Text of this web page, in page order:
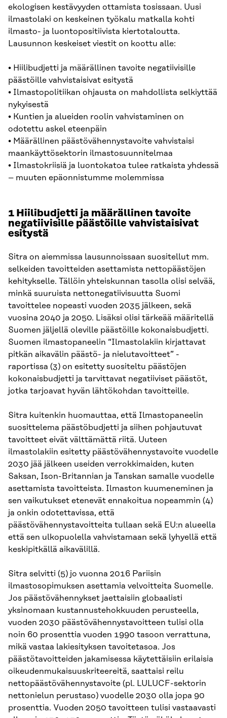
ekologisen kestävyyden ottamista tosissaan. Uusi
ilmastolaki on keskeinen työkalu matkalla kohti
ilmasto- ja luontopositiivista kiertotaloutta.
Lausunnon keskeiset viestit on koottu alle:
• Hiilibudjetti ja määrällinen tavoite negatiivisille
päästöille vahvistaisivat esitystä
• Ilmastopolitiikan ohjausta on mahdollista selkiyttää
nykyisestä
• Kuntien ja alueiden roolin vahvistaminen on
odotettu askel eteenpäin
• Määrällinen päästövähennystavoite vahvistaisi
maankäyttösektorin ilmastosuunnitelmaa
• Ilmastokriisiä ja luontokatoa tulee ratkaista yhdessä
– muuten epäonnistumme molemmissa
1 Hiilibudjetti ja määrällinen tavoite
negatiivisille päästöille vahvistaisivat
esitystä
Sitra on aiemmissa lausunnoissaan suositellut mm.
selkeiden tavoitteiden asettamista nettopäästöjen
kehitykselle. Tällöin yhteiskunnan tasolla olisi selvää,
minkä suuruista nettonegatiivisuutta Suomi
tavoittelee nopeasti vuoden 2035 jälkeen, sekä
vuosina 2040 ja 2050. Lisäksi olisi tärkeää määritellä
Suomen jäljellä oleville päästöille kokonaisbudjetti.
Suomen ilmastopaneelin “Ilmastolakiin kirjattavat
pitkän aikavälin päästö- ja nielutavoitteet” -
raportissa (3) on esitetty suositeltu päästöjen
kokonaisbudjetti ja tarvittavat negatiiviset päästöt,
jotka tarjoavat hyvän lähtökohdan tavoitteille.
Sitra kuitenkin huomauttaa, että Ilmastopaneelin
suosittelema päästöbudjetti ja siihen pohjautuvat
tavoitteet eivät välttämättä riitä. Uuteen
ilmastolakiin esitetty päästövähennystavoite vuodelle
2030 jää jälkeen useiden verrokkimaiden, kuten
Saksan, Ison-Britannian ja Tanskan samalle vuodelle
asettamista tavoitteista. Ilmaston kuumeneminen ja
sen vaikutukset etenevät ennakoitua nopeammin (4)
ja onkin odotettavissa, että
päästövähennystavoitteita tullaan sekä EU:n alueella
että sen ulkopuolella vahvistamaan sekä lyhyellä että
keskipitkällä aikavälillä.
Sitra selvitti (5) jo vuonna 2016 Pariisin
ilmastosopimuksen asettamia velvoitteita Suomelle.
Jos päästövähennykset jaettaisiin globaalisti
yksinomaan kustannustehokkuuden perusteella,
vuoden 2030 päästövähennystavoitteen tulisi olla
noin 60 prosenttia vuoden 1990 tasoon verrattuna,
mikä vastaa lakiesityksen tavoitetasoa. Jos
päästötavoitteiden jakamisessa käytettäisiin erilaisia
oikeudenmukaisuuskriteereitä, saattaisi reilu
nettopäästövähennystavoite (pl. LULUCF-sektorin
nettonielun perustaso) vuodelle 2030 olla jopa 90
prosenttia. Vuoden 2050 tavoitteen tulisi vastaavasti